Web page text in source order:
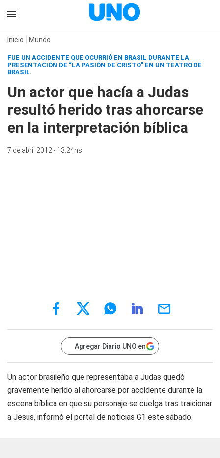
Inicio Mundo
FUE UN ACCIDENTE QUE OCURRIÓ EN BRASIL DURANTE LA
PRESENTACIÓN DE “LA PASIÓN DE CRISTO” EN UN TEATRO DE
BRASIL.
Un actor que hacía a Judas
resultó herido tras ahorcarse
en la interpretación bíblica
7 de abril 2012 - 13:24hs
Agregar Diario UNO en
Un actor brasileño que representaba a Judas quedó
gravemente herido al ahorcarse por accidente durante la
escena bíblica en que su personaje se cuelga tras traicionar
a Jesús, informó el portal de noticias G1 este sábado.